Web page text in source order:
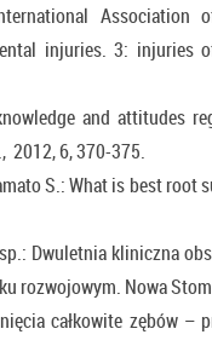
Association
injuries. 3: injuries
and attitudes
2012, 6, 370-375.
S.: What is best
Dwuletnia kliniczna
rozwojowym. Nowa
całkowite zębów –